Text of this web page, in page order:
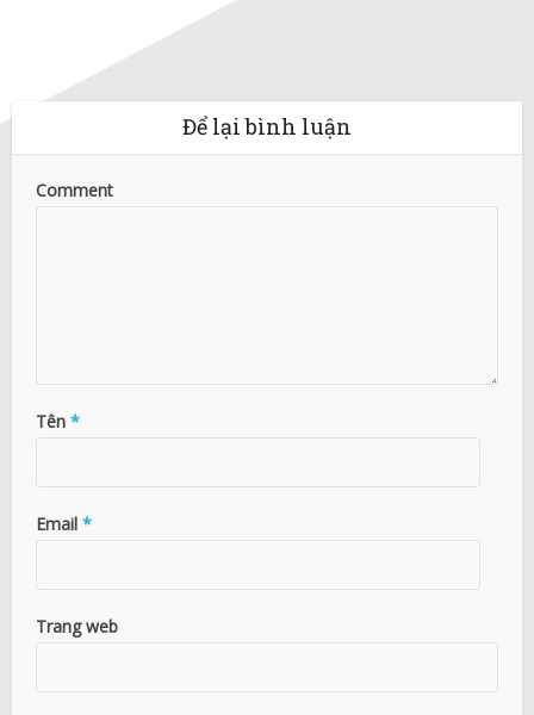
Để lại bình luận
Comment
Tên *
Email *
Trang web